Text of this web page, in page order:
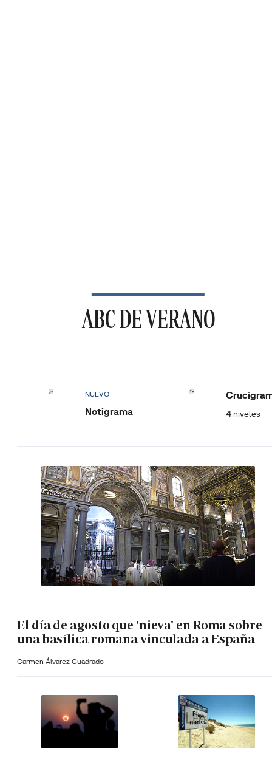
ABC DE VERANO
NUEVO
Notigrama 4 niveles
El día de agosto que 'nieva' en Roma sobre
una basílica romana vinculada a España
Carmen Álvarez Cuadrado